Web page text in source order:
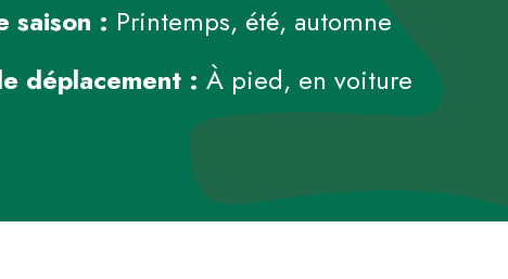
saison : Printemps, été, automne
déplacement : À pied, en voiture